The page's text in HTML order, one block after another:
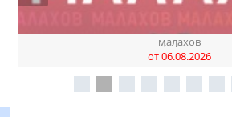
днк
от 06.08.2026